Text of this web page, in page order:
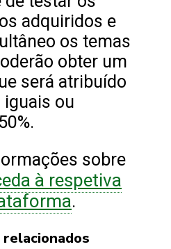
adquiridos e
os temas
obter um
será atribuído
ou
sobre
à respetiva
.